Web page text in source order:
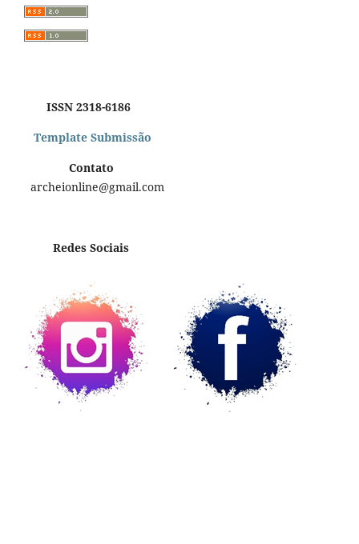
ISSN 2318-6186
Template Submissão
Contato
archeionline@gmail.com
Redes Sociais